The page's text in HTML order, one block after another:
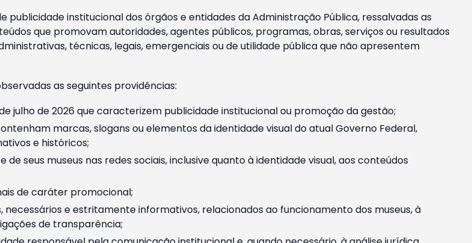
publicidade institucional dos órgãos e entidades da Administração Pública, ressalvadas as
que promovam autoridades, agentes públicos, programas, obras, serviços ou resultados
técnicas, legais, emergenciais ou de utilidade pública que não apresentem
as seguintes providências:
julho de 2026 que caracterizem publicidade institucional ou promoção da gestão;
marcas, slogans ou elementos da identidade visual do atual Governo Federal,
e históricos;
seus museus nas redes sociais, inclusive quanto à identidade visual, aos conteúdos
de caráter promocional;
e estritamente informativos, relacionados ao funcionamento dos museus, à
de transparência;